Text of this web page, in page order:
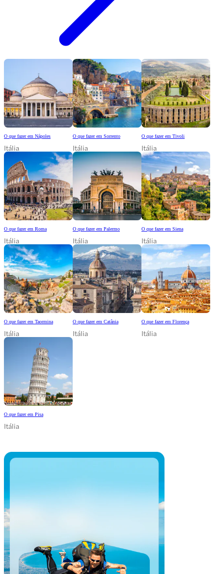
O que fazer em Nápoles
Itália
O que fazer em Sorrento
Itália
O que fazer em Tivoli
Itália
O que fazer em Roma
Itália
O que fazer em Palermo
Itália
O que fazer em Siena
Itália
O que fazer em Taormina
Itália
O que fazer em Catânia
Itália
O que fazer em Florença
Itália
O que fazer em Pisa
Itália